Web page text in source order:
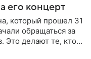
его концерт
который прошел 31
обращаться за
Это делают те, кто